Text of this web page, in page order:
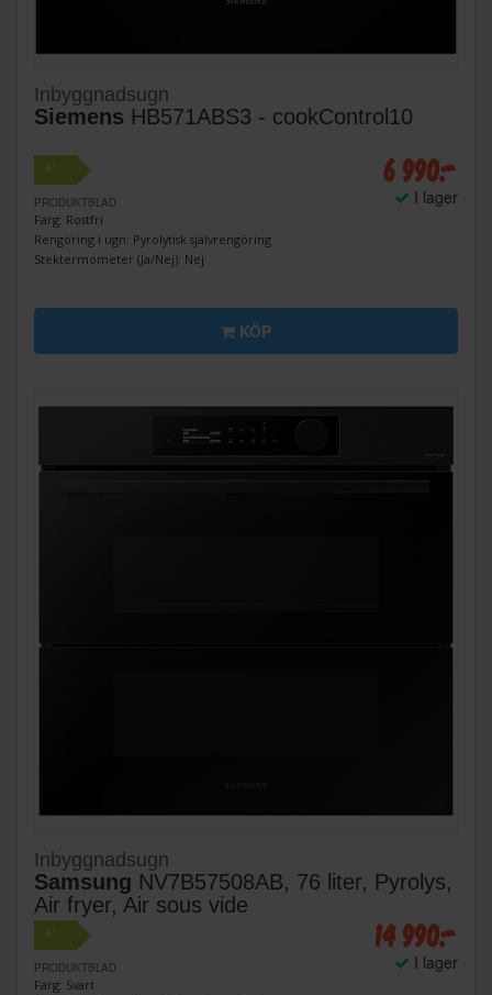
Inbyggnadsugn
Siemens HB571ABS3 - cookControl10
A+
PRODUKTBLAD
Färg: Rostfri
Rengöring i ugn: Pyrolytisk självrengöring
Stektermometer (Ja/Nej): Nej
6 990:-
I lager
KÖP
Inbyggnadsugn
Samsung NV7B57508AB, 76 liter, Pyrolys,
Air fryer, Air sous vide
A+
PRODUKTBLAD
Färg: Svart
14 990:-
I lager